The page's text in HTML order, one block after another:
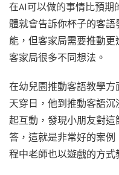
在AI可以做的事情比預
體就會告訴你杯子的客
能，但客家局需要推動
客家局很多不同想法。
在幼兒園推動客語教學
天穿日，他到推動客語
起互動，發現小朋友對
答，這就是非常好的案
程中老師也以遊戲的方式